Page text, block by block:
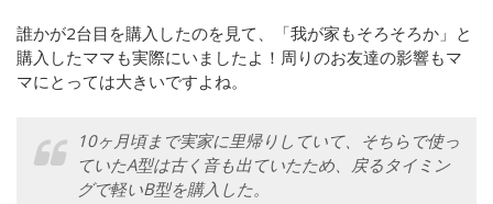
誰かが2台目を購入したのを見て、「我が家もそろそろか」と
購入したママも実際にいましたよ！周りのお友達の影響もマ
マにとっては大きいですよね。
10ヶ月頃まで実家に里帰りしていて、そちらで使っ
ていたA型は古く音も出ていたため、戻るタイミン
グで軽いB型を購入した。